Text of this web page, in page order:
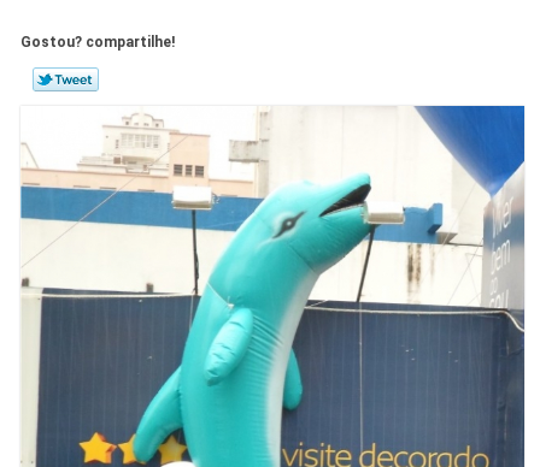
Gostou? compartilhe!